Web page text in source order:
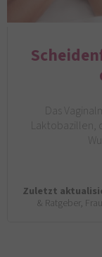
Das
Laktobazillen,
Zuletzt
& Ratgeber,